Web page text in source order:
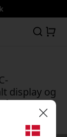
display og
dit